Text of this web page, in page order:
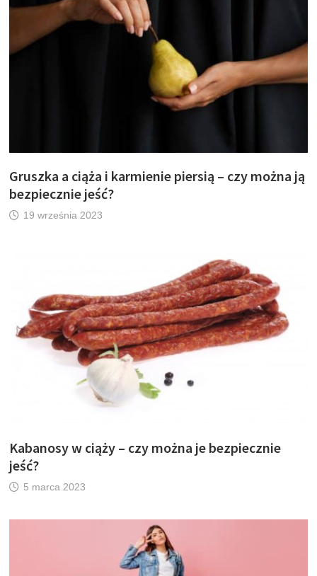
Gruszka a ciąża i karmienie piersią – czy można ją
bezpiecznie jeść?
19 września 2023
Kabanosy w ciąży – czy można je bezpiecznie
jeść?
5 marca 2023